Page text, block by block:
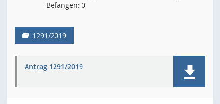
Befangen: 0
1291/2019
Antrag 1291/2019